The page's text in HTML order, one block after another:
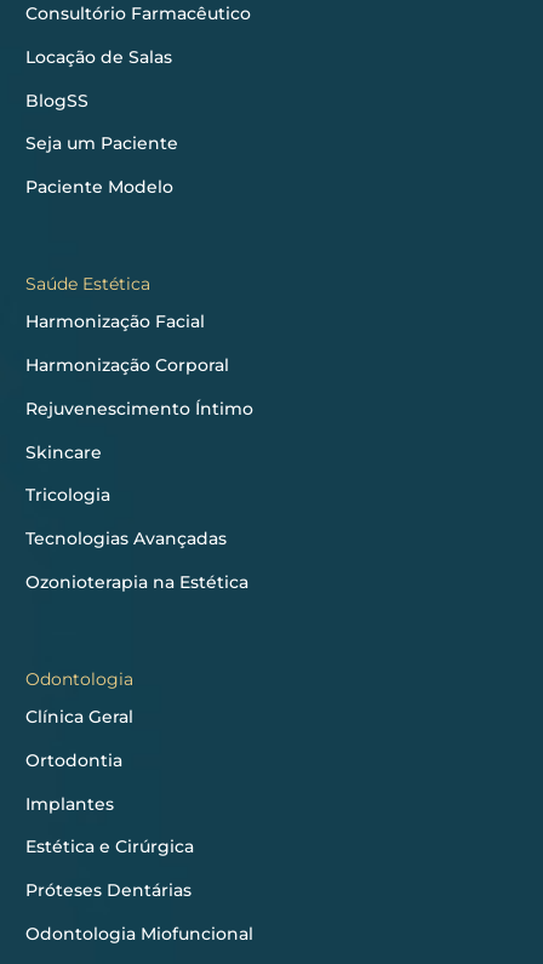
Consultório Farmacêutico
Locação de Salas
BlogSS
Seja um Paciente
Paciente Modelo
Saúde Estética
Harmonização Facial
Harmonização Corporal
Rejuvenescimento Íntimo
Skincare
Tricologia
Tecnologias Avançadas
Ozonioterapia na Estética
Odontologia
Clínica Geral
Ortodontia
Implantes
Estética e Cirúrgica
Próteses Dentárias
Odontologia Miofuncional